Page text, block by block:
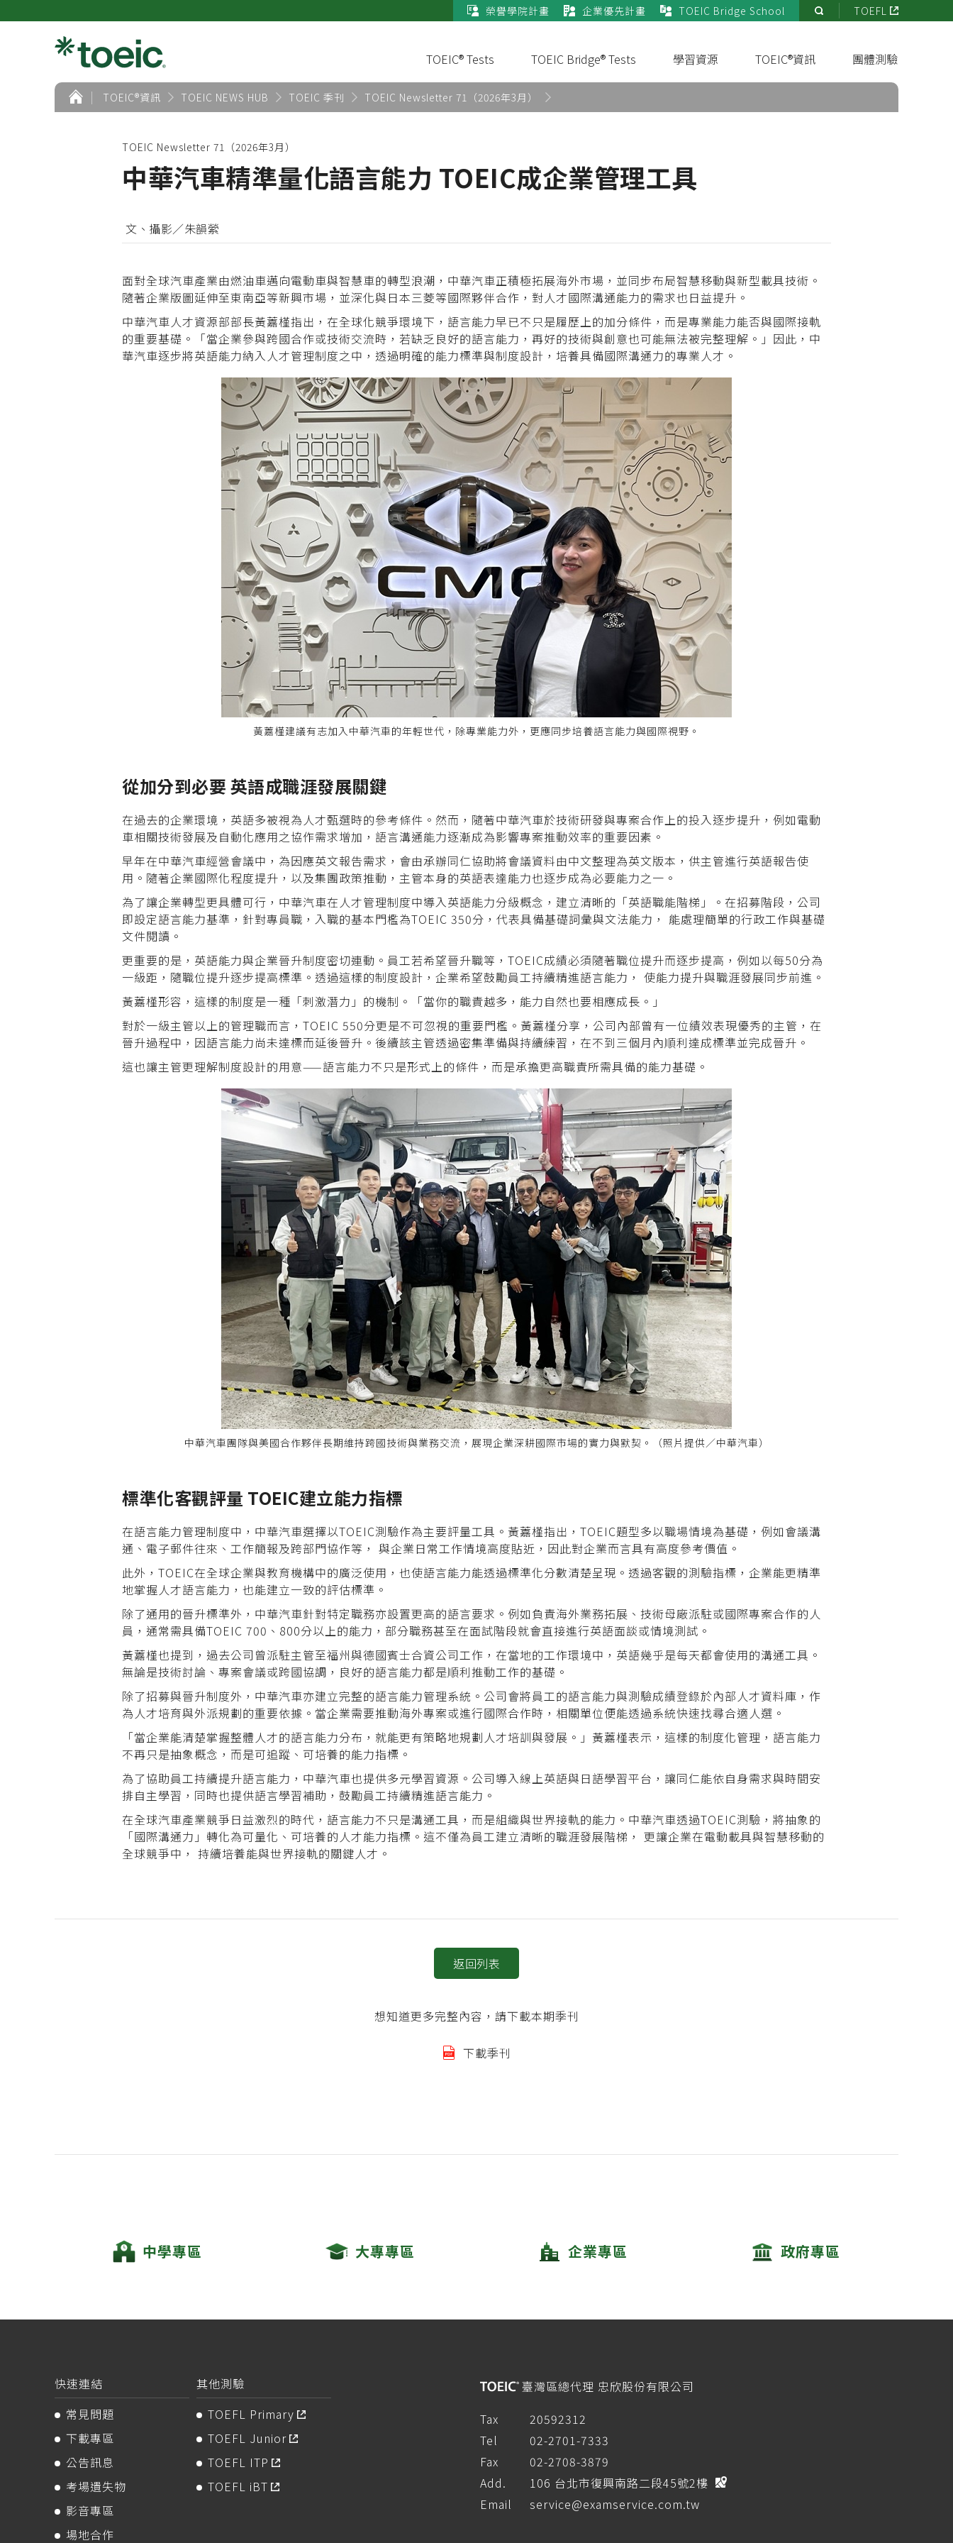
榮譽學院計畫 企業優先計畫 TOEIC Bridge School
站
TOEFL
TOEIC® Tests TOEIC Bridge® Tests 學習資源 TOEIC®資訊 團體測驗
首
頁
TOEIC®資訊 TOEIC NEWS HUB TOEIC 季刊 TOEIC Newsletter 71（2026年3月）
TOEIC Newsletter 71（2026年3月）
中華汽車精準量化語言能力 TOEIC成企業管理工具
文、攝影／朱韻縈
面對全球汽車產業由燃油車邁向電動車與智慧車的轉型浪潮，中華汽車正積極拓展海外市場，並同步布局智慧移動與新型載具技術。
隨著企業版圖延伸至東南亞等新興市場，並深化與日本三菱等國際夥伴合作，對人才國際溝通能力的需求也日益提升。
中華汽車人才資源部部長黃䕒槿指出，在全球化競爭環境下，語言能力早已不只是履歷上的加分條件，而是專業能力能否與國際接軌
的重要基礎。「當企業參與跨國合作或技術交流時，若缺乏良好的語言能力，再好的技術與創意也可能無法被完整理解。」因此，中
華汽車逐步將英語能力納入人才管理制度之中，透過明確的能力標準與制度設計，培養具備國際溝通力的專業人才。
黃䕒槿建議有志加入中華汽車的年輕世代，除專業能力外，更應同步培養語言能力與國際視野。
從加分到必要 英語成職涯發展關鍵
在過去的企業環境，英語多被視為人才甄選時的參考條件。然而，隨著中華汽車於技術研發與專案合作上的投入逐步提升，例如電動
車相關技術發展及自動化應用之協作需求增加，語言溝通能力逐漸成為影響專案推動效率的重要因素。
早年在中華汽車經營會議中，為因應英文報告需求，會由承辦同仁協助將會議資料由中文整理為英文版本，供主管進行英語報告使
用。隨著企業國際化程度提升，以及集團政策推動，主管本身的英語表達能力也逐步成為必要能力之一。
為了讓企業轉型更具體可行，中華汽車在人才管理制度中導入英語能力分級概念，建立清晰的「英語職能階梯」。在招募階段，公司
即設定語言能力基準，針對專員職，入職的基本門檻為TOEIC 350分，代表具備基礎詞彙與文法能力， 能處理簡單的行政工作與基礎
文件閱讀。
更重要的是，英語能力與企業晉升制度密切連動。員工若希望晉升職等，TOEIC成績必須隨著職位提升而逐步提高，例如以每50分為
一級距，隨職位提升逐步提高標準。透過這樣的制度設計，企業希望鼓勵員工持續精進語言能力， 使能力提升與職涯發展同步前進。
黃䕒槿形容，這樣的制度是一種「刺激潛力」的機制。「當你的職責越多，能力自然也要相應成長。」
對於一級主管以上的管理職而言，TOEIC 550分更是不可忽視的重要門檻。黃䕒槿分享，公司內部曾有一位績效表現優秀的主管，在
晉升過程中，因語言能力尚未達標而延後晉升。後續該主管透過密集準備與持續練習，在不到三個月內順利達成標準並完成晉升。
這也讓主管更理解制度設計的用意——語言能力不只是形式上的條件，而是承擔更高職責所需具備的能力基礎。
中華汽車團隊與美國合作夥伴長期維持跨國技術與業務交流，展現企業深耕國際市場的實力與默契。（照片提供／中華汽車）
標準化客觀評量 TOEIC建立能力指標
在語言能力管理制度中，中華汽車選擇以TOEIC測驗作為主要評量工具。黃䕒槿指出，TOEIC題型多以職場情境為基礎，例如會議溝
通、電子郵件往來、工作簡報及跨部門協作等， 與企業日常工作情境高度貼近，因此對企業而言具有高度參考價值。
此外，TOEIC在全球企業與教育機構中的廣泛使用，也使語言能力能透過標準化分數清楚呈現。透過客觀的測驗指標，企業能更精準
地掌握人才語言能力，也能建立一致的評估標準。
除了通用的晉升標準外，中華汽車針對特定職務亦設置更高的語言要求。例如負責海外業務拓展、技術母廠派駐或國際專案合作的人
員，通常需具備TOEIC 700、800分以上的能力，部分職務甚至在面試階段就會直接進行英語面談或情境測試。
黃䕒槿也提到，過去公司曾派駐主管至福州與德國賓士合資公司工作，在當地的工作環境中，英語幾乎是每天都會使用的溝通工具。
無論是技術討論、專案會議或跨國協調，良好的語言能力都是順利推動工作的基礎。
除了招募與晉升制度外，中華汽車亦建立完整的語言能力管理系統。公司會將員工的語言能力與測驗成績登錄於內部人才資料庫，作
為人才培育與外派規劃的重要依據。當企業需要推動海外專案或進行國際合作時，相關單位便能透過系統快速找尋合適人選。
「當企業能清楚掌握整體人才的語言能力分布，就能更有策略地規劃人才培訓與發展。」黃䕒槿表示，這樣的制度化管理，語言能力
不再只是抽象概念，而是可追蹤、可培養的能力指標。
為了協助員工持續提升語言能力，中華汽車也提供多元學習資源。公司導入線上英語與日語學習平台，讓同仁能依自身需求與時間安
排自主學習，同時也提供語言學習補助，鼓勵員工持續精進語言能力。
在全球汽車產業競爭日益激烈的時代，語言能力不只是溝通工具，而是組織與世界接軌的能力。中華汽車透過TOEIC測驗，將抽象的
「國際溝通力」轉化為可量化、可培養的人才能力指標。這不僅為員工建立清晰的職涯發展階梯， 更讓企業在電動載具與智慧移動的
全球競爭中， 持續培養能與世界接軌的關鍵人才。
返回列表
想知道更多完整內容，請下載本期季刊
下載季刊
中學專區 大專專區 企業專區 政府專區
快速連結
常見問題
下載專區
公告訊息
考場遺失物
影音專區
場地合作
其他測驗
TOEFL Primary
TOEFL Junior
TOEFL ITP
TOEFL iBT
臺灣區總代理 忠欣股份有限公司
Tax
20592312
Tel
02-2701-7333
Fax
02-2708-3879
Add.
106 台北市復興南路二段45號2樓
Email
service@examservice.com.tw